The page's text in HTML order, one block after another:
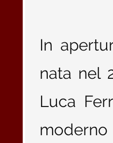
In
nata nel
Luca